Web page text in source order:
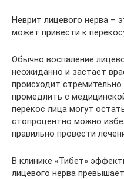
Неврит лицевого нерва –
может привести к
Обычно воспаление
неожиданно и застает
происходит
промедлить с
перекос лица могут
стопроцентно можно
правильно провести
В клинике «Тибет»
лицевого нерва